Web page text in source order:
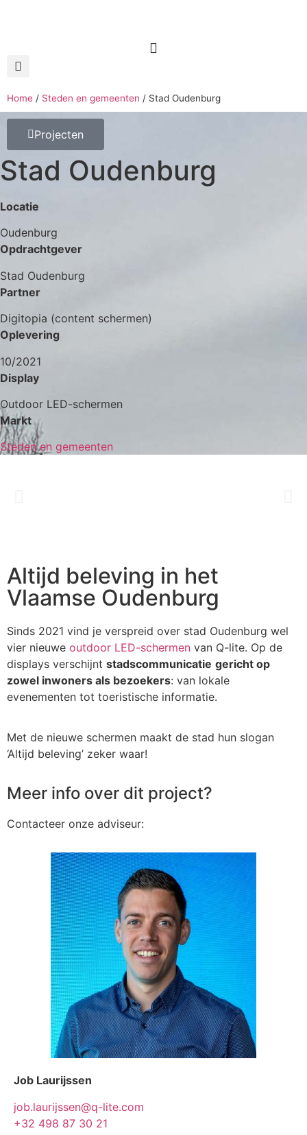
Home / Steden en gemeenten / Stad Oudenburg
Projecten
Stad Oudenburg
Locatie
Oudenburg
Opdrachtgever
Stad Oudenburg
Partner
Digitopia (content schermen)
Oplevering
10/2021
Display
Outdoor LED-schermen
Markt
Steden en gemeenten
Altijd beleving in het
Vlaamse Oudenburg
Sinds 2021 vind je verspreid over stad Oudenburg wel
vier nieuwe outdoor LED-schermen van Q-lite. Op de
displays verschijnt stadscommunicatie gericht op
zowel inwoners als bezoekers: van lokale
evenementen tot toeristische informatie.
Met de nieuwe schermen maakt de stad hun slogan
‘Altijd beleving’ zeker waar!
Meer info over dit project?
Contacteer onze adviseur:
Job Laurijssen
job.laurijssen@q-lite.com
+32 498 87 30 21